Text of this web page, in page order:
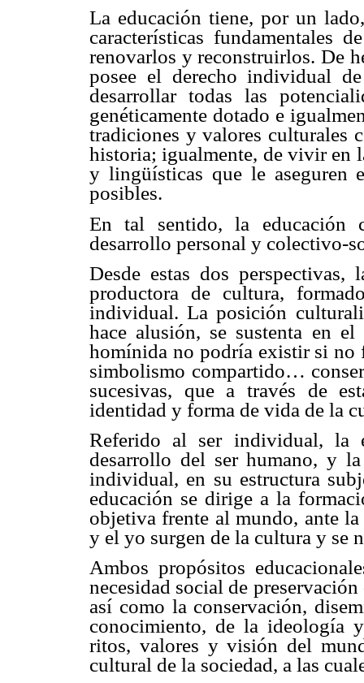
La educación tiene, por un
características fundamentales
renovarlos y reconstruirlos. De
posee el derecho individual
desarrollar todas las
genéticamente dotado e
tradiciones y valores culturales
historia; igualmente, de vivir en
y lingüísticas que le aseguren
posibles.
En tal sentido, la educación
desarrollo personal y colectivo-
Desde estas dos
productora de cultura,
individual. La posición
hace alusión, se sustenta en
homínida no podría existir si no
simbolismo compartido…
sucesivas, que a través de
identidad y forma de vida de la
Referido al ser individual, la
desarrollo del ser humano, y
individual, en su estructura
educación se dirige a la
objetiva frente al mundo, ante
y el yo surgen de la cultura y se
Ambos propósitos
necesidad social de
así como la conservación,
conocimiento, de la ideología
ritos, valores y visión del
cultural de la sociedad, a las